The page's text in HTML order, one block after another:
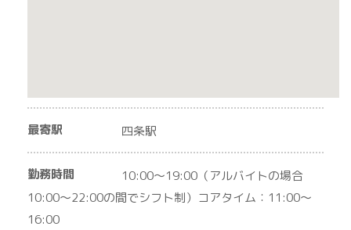
最寄駅 四条駅
勤務時間
10:00～19:00（アルバイトの場合
10:00～22:00の間でシフト制）コアタイム：11:00～
16:00